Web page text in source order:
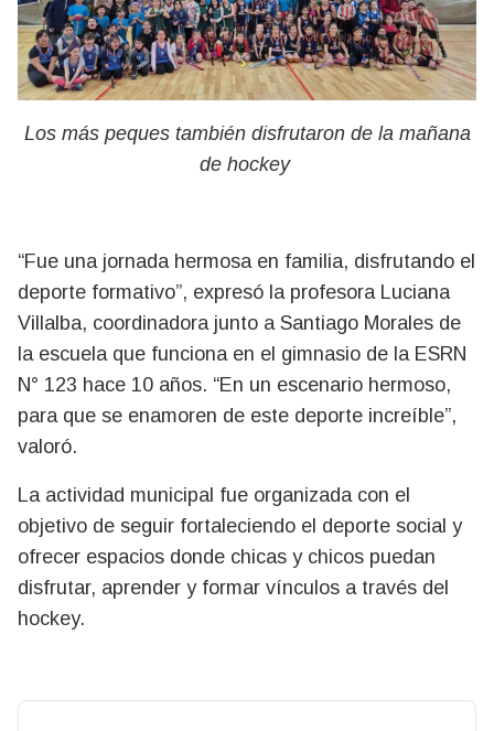
Los más peques también disfrutaron de la mañana
de hockey
“Fue una jornada hermosa en familia, disfrutando el
deporte formativo”, expresó la profesora Luciana
Villalba, coordinadora junto a Santiago Morales de
la escuela que funciona en el gimnasio de la ESRN
N° 123 hace 10 años. “En un escenario hermoso,
para que se enamoren de este deporte increíble”,
valoró.
La actividad municipal fue organizada con el
objetivo de seguir fortaleciendo el deporte social y
ofrecer espacios donde chicas y chicos puedan
disfrutar, aprender y formar vínculos a través del
hockey.